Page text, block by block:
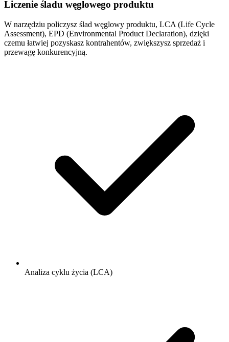
Liczenie śladu węglowego produktu
W narzędziu policzysz ślad węglowy produktu, LCA (Life Cycle
Assessment), EPD (Environmental Product Declaration), dzięki
czemu łatwiej pozyskasz kontrahentów, zwiększysz sprzedaż i
przewagę konkurencyjną.
Analiza cyklu życia (LCA)